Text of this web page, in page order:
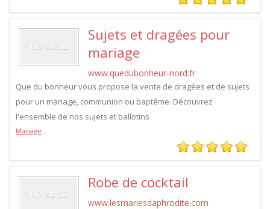
Sujets et dragées pour
mariage
www.quedubonheur-nord.fr
Que du bonheur vous propose la vente de dragées et de sujets
pour un mariage, communion ou baptême. Découvrez
l'ensemble de nos sujets et ballotins
Mariage
Robe de cocktail
www.lesmariesdaphrodite.com